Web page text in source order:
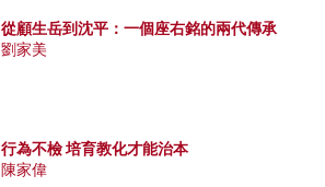
從顧生岳到沈平：一個座右銘的兩代傳承
劉家美
行為不檢 培育教化才能治本
陳家偉